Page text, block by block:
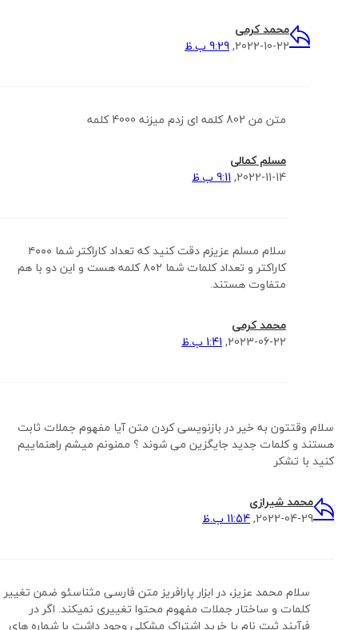
محمد کرمی
2022-10-22, 9:29 ب.ظ
متن من 802 کلمه ای زدم میزنه 4000 کلمه
مسلم کمالی
2022-11-14, 9:11 ب.ظ
سلام مسلم عزیزم دقت کنید که تعداد کاراکتر شما ۴۰۰۰
کاراکتر و تعداد کلمات شما ۸۰۲ کلمه هست و این دو با هم
متفاوت هستند.
محمد کرمی
2023-06-22, 1:41 ب.ظ
سلام وقتتون به خیر در بازنویسی کردن متن آیا مفهوم جملات ثابت
هستند و کلمات جدید جایگزین می شوند ؟ ممنونم میشم راهنماییم
کنید با تشکر
محمد شیرازی
2022-04-29, 11:54 ب.ظ
سلام محمد عزیز، در ابزار پارافریز متن فارسی مثناسئو ضمن تغییر
کلمات و ساختار جملات مفهوم محتوا تغییری نمیکند. اگر در
فرآیند ثبت نام یا خرید اشتراک مشکلی وجود داشت با شماره های